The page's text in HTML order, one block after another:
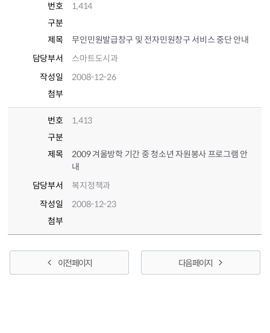
번호
1,414
구분
제목
무인민원발급창구 및 전자민원창구 서비스 중단 안내
담당부서
스마트도시과
작성일
2008-12-26
첨부
번호
1,413
구분
제목
2009 겨울방학 기간 중 청소년 자원봉사 프로그램 안
내
담당부서
복지정책과
작성일
2008-12-23
첨부
이전 페이지 다음 페이지